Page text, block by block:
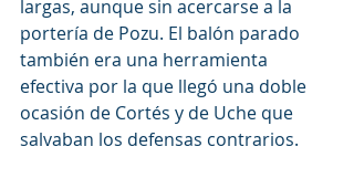
largas, aunque sin acercarse a la
portería de Pozu. El balón parado
también era una herramienta
efectiva por la que llegó una doble
ocasión de Cortés y de Uche que
salvaban los defensas contrarios.